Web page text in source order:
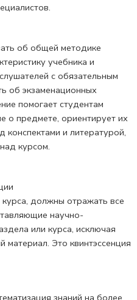
об общей методике
учебника и
с обязательным
об экзаменационных
помогает студентам
о предмете, ориентирует их
конспектами и литературой,
курсом.
должны отражать все
научно-
или курса, исключая
материал. Это квинтэссенция
знаний на более